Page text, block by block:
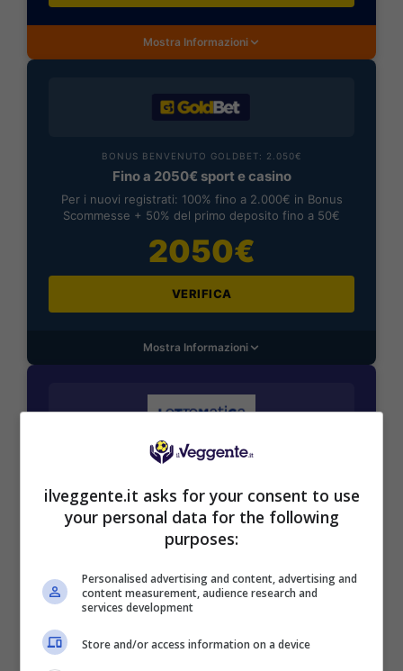
Mostra Informazioni
BONUS BENVENUTO GOLDBET: 2.050€
Fino a 2050€ sport e casino
Per i nuovi registrati: 100% fino a 2.000€ in Bonus
Scommesse + 50% del primo deposito fino a 50€
2050€
VERIFICA
Mostra Informazioni
BONUS BENVENUTO LOTTOMATICA: 2050€
Per i nuovi utenti della piattaforma: 100% fino a 50€ in
Bonus Scommesse + 100% fino a 2000€ in Bonus
Sport
2050€
VERIFICA
ilveggente.it asks for your consent to use
your personal data for the following
purposes:
Personalised advertising and content, advertising and
content measurement, audience research and
services development
Store and/or access information on a device